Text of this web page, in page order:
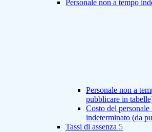
Personale non a tempo
Personale non a
pubblicare in
Costo del personale
indeterminato (da
Tassi di assenza 5